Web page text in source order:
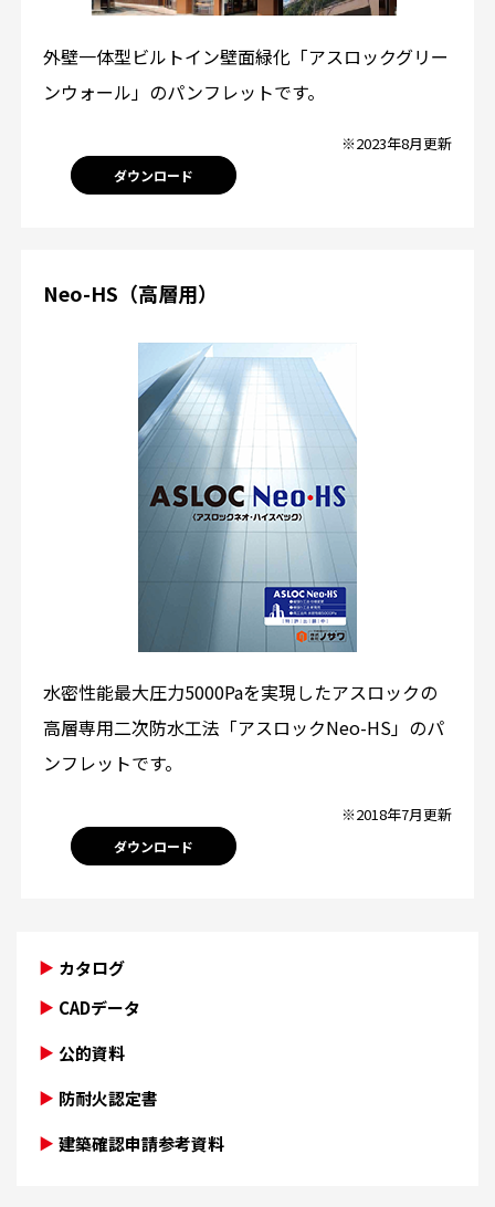
外壁一体型ビルトイン壁面緑化「アスロックグリー
ンウォール」のパンフレットです。
※2023年8月更新
ダウンロード
Neo-HS（高層用）
水密性能最大圧力5000Paを実現したアスロックの
高層専用二次防水工法「アスロックNeo-HS」のパ
ンフレットです。
※2018年7月更新
ダウンロード
カタログ
CADデータ
公的資料
防耐火認定書
建築確認申請参考資料